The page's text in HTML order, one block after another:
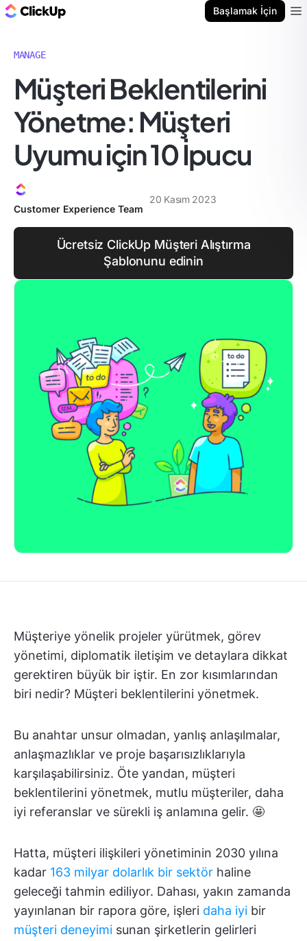
Başlamak İçin
MANAGE
Müşteri Beklentilerini
Yönetme: Müşteri
Uyumu için 10 İpucu
Customer Experience Team
20 Kasım 2023
Ücretsiz ClickUp Müşteri Alıştırma
Şablonunu edinin
Müşteriye yönelik projeler yürütmek, görev
yönetimi, diplomatik iletişim ve detaylara dikkat
gerektiren büyük bir iştir. En zor kısımlarından
biri nedir? Müşteri beklentilerini yönetmek.
Bu anahtar unsur olmadan, yanlış anlaşılmalar,
anlaşmazlıklar ve proje başarısızlıklarıyla
karşılaşabilirsiniz. Öte yandan, müşteri
beklentilerini yönetmek, mutlu müşteriler, daha
iyi referanslar ve sürekli iş anlamına gelir. 🤩
Hatta, müşteri ilişkileri yönetiminin 2030 yılına
kadar 163 milyar dolarlık bir sektör haline
geleceği tahmin ediliyor. Dahası, yakın zamanda
yayınlanan bir rapora göre, işleri daha iyi bir
müşteri deneyimi sunan şirketlerin gelirleri